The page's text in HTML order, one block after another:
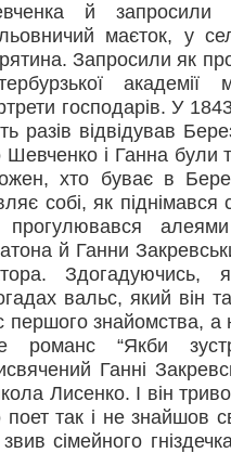
й запросили
маєток, у
Запросили як
господарів. У
разів відвідував
і Ганна були
хто буває в
собі, як
прогулювався
й Ганни
вальс, який він
першого знайомства, а
романс “Якби
Ганні
Лисенко. І він
так і не знайшов
сімейного